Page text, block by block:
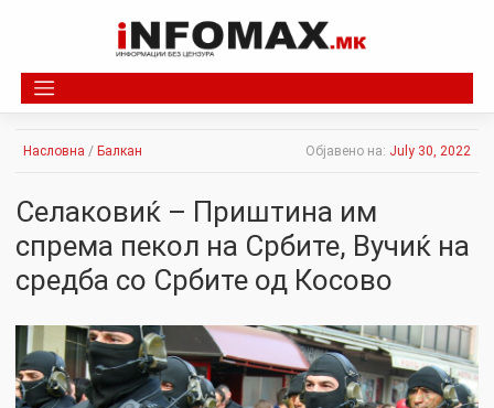
Насловна / Балкан Објавено на: July 30, 2022
Селаковиќ – Приштина им
спрема пекол на Србите, Вучиќ на
средба со Србите од Косово